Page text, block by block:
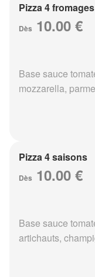
Pizza 4 fromages
Dès 10.00 €
Base sauce
mozzarella,
Pizza 4 saisons
Dès 10.00 €
Base sauce
artichauts,